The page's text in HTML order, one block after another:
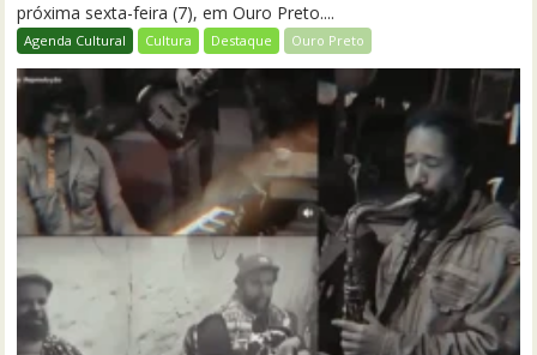
próxima sexta-feira (7), em Ouro Preto....
Agenda Cultural Cultura Destaque Ouro Preto